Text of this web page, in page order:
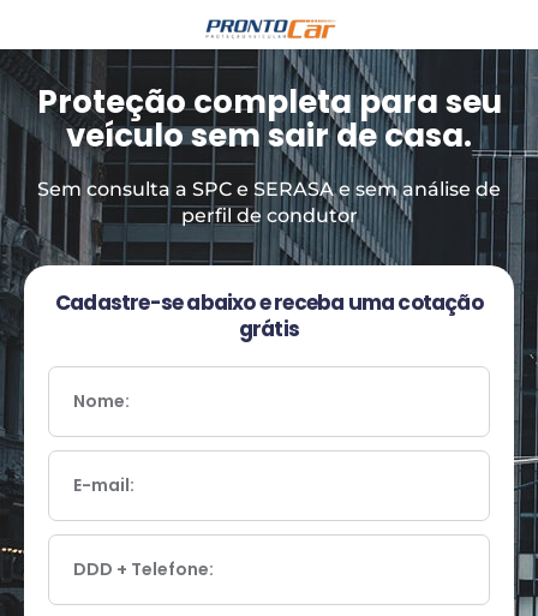
Proteção completa para seu
veículo sem sair de casa.
Sem consulta a SPC e SERASA e sem análise de
perfil de condutor
Cadastre-se abaixo e receba uma cotação
grátis